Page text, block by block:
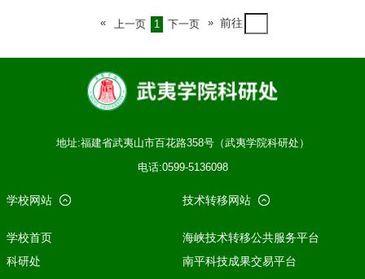
曲霉z4采用液态发酵生产果胶酶，并且可以有效降解竹材废弃物中的
果胶、半纤维素、木质素、纤维素和蜡质等成分，该微生物可以应用
婵、李小青、肖国利、黄星星、刘炳南、尚保亚、陈嘉发、张敏
« 上一页 1 下一页 » 前往
地址:福建省武夷山市百花路358号（武夷学院科研处）
电话:0599-5136098
学校网站
学校首页
科研处
技术转移网站
海峡技术转移公共服务平台
南平科技成果交易平台